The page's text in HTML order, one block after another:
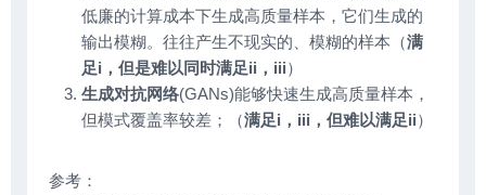
低廉的计算成本下生成高质量样本，它们生成的
输出模糊。往往产生不现实的、模糊的样本（满
足i，但是难以同时满足ii，iii）
生成对抗网络(GANs)能够快速生成高质量样本，
但模式覆盖率较差；（满足i，iii，但难以满足ii）
参考：